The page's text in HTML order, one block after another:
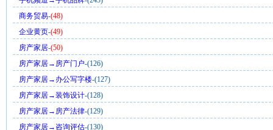
商务贸易-(48)
企业黄页-(49)
房产家居-(50)
房产家居→房产门户-(126)
房产家居→办公写字楼-(127)
房产家居→装饰设计-(128)
房产家居→房产法律-(129)
房产家居→咨询评估-(130)